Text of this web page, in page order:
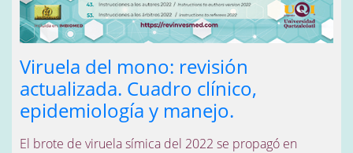
Viruela del mono: revisión
actualizada. Cuadro clínico,
epidemiología y manejo.
El brote de viruela símica del 2022 se propagó en